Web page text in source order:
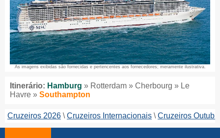
As imagens exibidas são fornecidas e pertencentes aos fornecedores; meramente ilustrativa.
Itinerário: Hamburg » Rotterdam » Cherbourg » Le
Havre » Southampton
Cruzeiros 2026 Cruzeiros Internacionais Cruzeiros